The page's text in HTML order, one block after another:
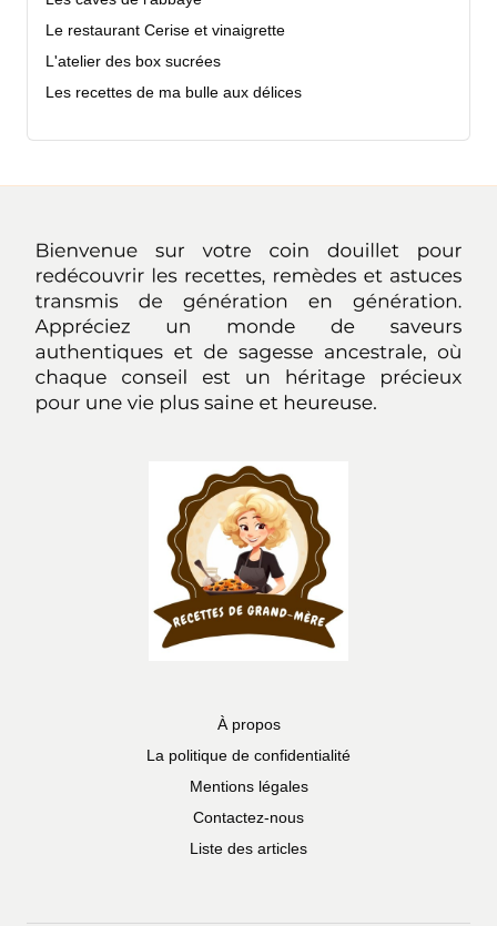
Le restaurant Cerise et vinaigrette
L'atelier des box sucrées
Les recettes de ma bulle aux délices
À propos
La politique de confidentialité
Mentions légales
Contactez-nous
Liste des articles